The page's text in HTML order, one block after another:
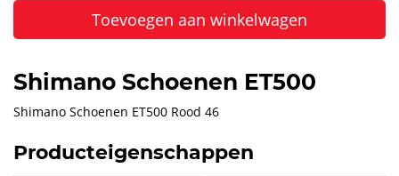
Toevoegen aan winkelwagen
Shimano Schoenen ET500
Shimano Schoenen ET500 Rood 46
Producteigenschappen